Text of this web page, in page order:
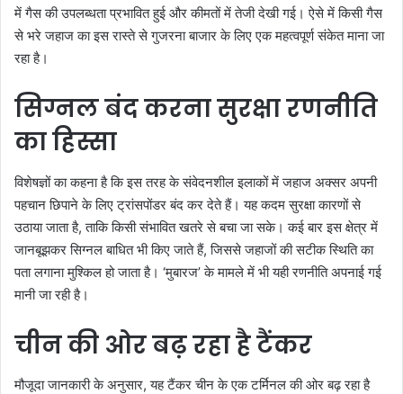
में गैस की उपलब्धता प्रभावित हुई और कीमतों में तेजी देखी गई। ऐसे में किसी गैस
से भरे जहाज का इस रास्ते से गुजरना बाजार के लिए एक महत्वपूर्ण संकेत माना जा
रहा है।
सिग्नल बंद करना सुरक्षा रणनीति
का हिस्सा
विशेषज्ञों का कहना है कि इस तरह के संवेदनशील इलाकों में जहाज अक्सर अपनी
पहचान छिपाने के लिए ट्रांसपोंडर बंद कर देते हैं। यह कदम सुरक्षा कारणों से
उठाया जाता है, ताकि किसी संभावित खतरे से बचा जा सके। कई बार इस क्षेत्र में
जानबूझकर सिग्नल बाधित भी किए जाते हैं, जिससे जहाजों की सटीक स्थिति का
पता लगाना मुश्किल हो जाता है। ‘मुबारज’ के मामले में भी यही रणनीति अपनाई गई
मानी जा रही है।
चीन की ओर बढ़ रहा है टैंकर
मौजूदा जानकारी के अनुसार, यह टैंकर चीन के एक टर्मिनल की ओर बढ़ रहा है